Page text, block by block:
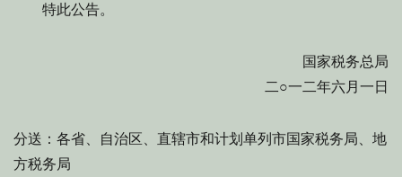
特此公告。
国家税务总局
二○一二年六月一日
分送：各省、自治区、直辖市和计划单列市国家税务局、地
方税务局